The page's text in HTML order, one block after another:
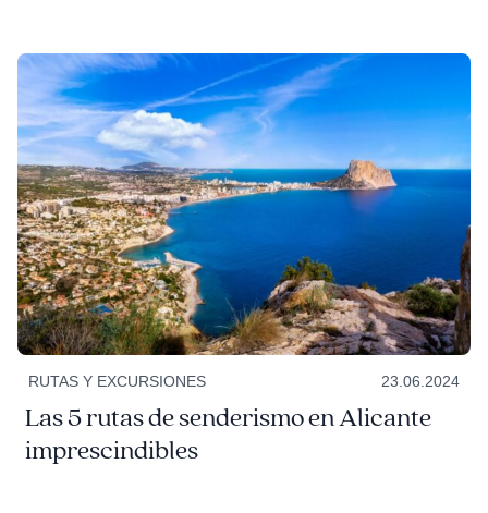
RUTAS Y EXCURSIONES 23.06.2024
Las 5 rutas de senderismo en Alicante
imprescindibles